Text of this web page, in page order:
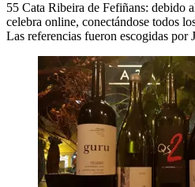
55 Cata Ribeira de Fefiñans: debido
celebra online, conectándose todos
Las referencias fueron escogidas por